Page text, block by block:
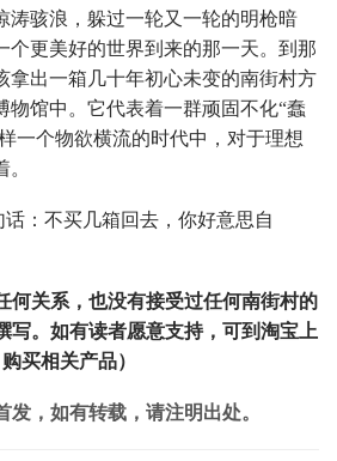
涛骇浪，躲过一轮又一轮的明枪暗
个更美好的世界到来的那一天。到那
拿出一箱几十年初心未变的南街村方
物馆中。它代表着一群顽固不化“蠢
一个物欲横流的时代中，对于理想
：不买几箱回去，你好意思自
何关系，也没有接受过任何南街村的
写。如有读者愿意支持，可到淘宝上
购买相关产品）
发，如有转载，请注明出处。